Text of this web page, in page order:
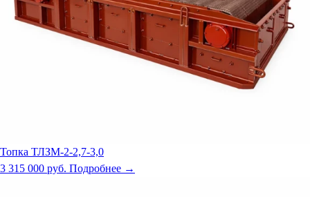
Топка ТЛЗМ-2-2,7-3,0
3 315 000 руб. Подробнее →